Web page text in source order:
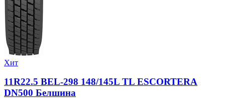
Хит
11R22.5 BEL-298 148/145L TL ESCORTERA
DN500 Белшина